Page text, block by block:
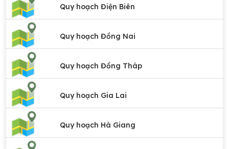
Quy hoạch Điện Biên
Quy hoạch Đồng Nai
Quy hoạch Đồng Tháp
Quy hoạch Gia Lai
Quy hoạch Hà Giang